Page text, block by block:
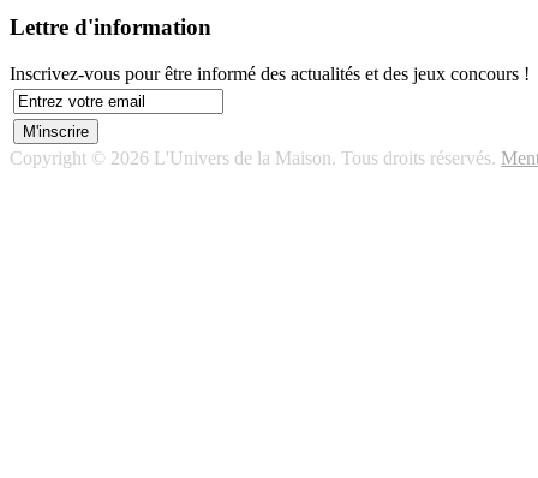
Lettre d'information
Inscrivez-vous pour être informé des actualités et des jeux concours !
Copyright © 2026 L'Univers de la Maison. Tous droits réservés.